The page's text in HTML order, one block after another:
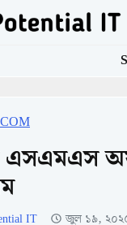
এসএমএস
IT জুল ১৯,